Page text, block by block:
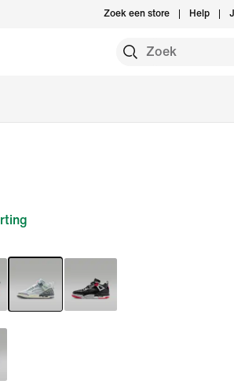
Zoek een store Help